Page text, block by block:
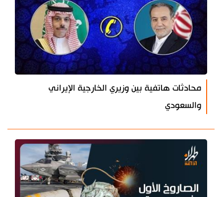
محادثات هاتفية بين وزيري الخارجية الإيراني
والسعودي